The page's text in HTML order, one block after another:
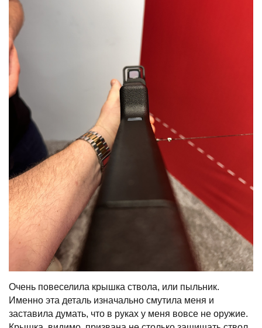
Очень повеселила крышка ствола, или пыльник.
Именно эта деталь изначально смутила меня и
заставила думать, что в руках у меня вовсе не оружие.